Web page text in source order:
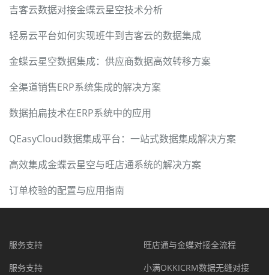
吉客云数据对接金蝶云星空技术分析
轻易云平台如何实现班牛到吉客云的数据集成
金蝶云星空数据集成：供应商数据高效转移方案
全渠道销售ERP系统集成的解决方案
数据拍扁技术在ERP系统中的应用
QEasyCloud数据集成平台：一站式数据集成解决方案
高效集成金蝶云星空与旺店通系统的解决方案
订单校验的配置与应用指南
服务支持
服务支持
旺店通与金蝶对接全流程
小满OKKICRM数据无缝对接